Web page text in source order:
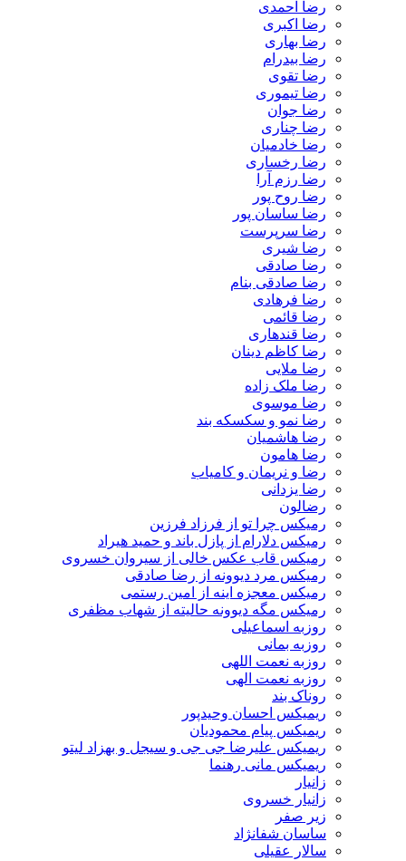
رضا احمدی
رضا اکبری
رضا بهاری
رضا بیدرام
رضا تقوی
رضا تیموری
رضا جوان
رضا چناری
رضا خادمیان
رضا رخساری
رضا رزم آرا
رضا روح پور
رضا ساسان پور
رضا سرپرست
رضا شیری
رضا صادقی
رضا صادقی بنام
رضا فرهادی
رضا قائمی
رضا قندهاری
رضا کاظم دینان
رضا ملایی
رضا ملک زاده
رضا موسوی
رضا نمو و سکسکه بند
رضا هاشمیان
رضا هامون
رضا و نریمان و کامیاب
رضا یزدانی
رضالون
رمیکس چرا تو از فرزاد فرزین
رمیکس دلارام از پازل باند و حمید هیراد
رمیکس قاب عکس خالی از سیروان خسروی
رمیکس مرد دیوونه از رضا صادقی
رمیکس معجزه اینه از امین رستمی
رمیکس مگه دیوونه حالیته از شهاب مظفری
روزبه اسماعیلی
روزبه بمانی
روزبه نعمت اللهی
روزبه نعمت الهی
روناک بند
ریمیکس احسان وحیدپور
ریمیکس پیام محمودیان
ریمیکس علیرضا جی جی و سیجل و بهزاد لیتو
ریمیکس مانی رهنما
زانیار
زانیار خسروی
زیر صفر
ساسان شفانژاد
سالار عقیلی